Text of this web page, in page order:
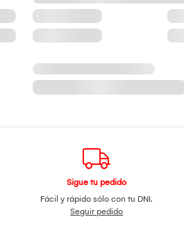
Sigue tu pedido
Fácil y rápido sólo con tu DNI.
Seguir pedido